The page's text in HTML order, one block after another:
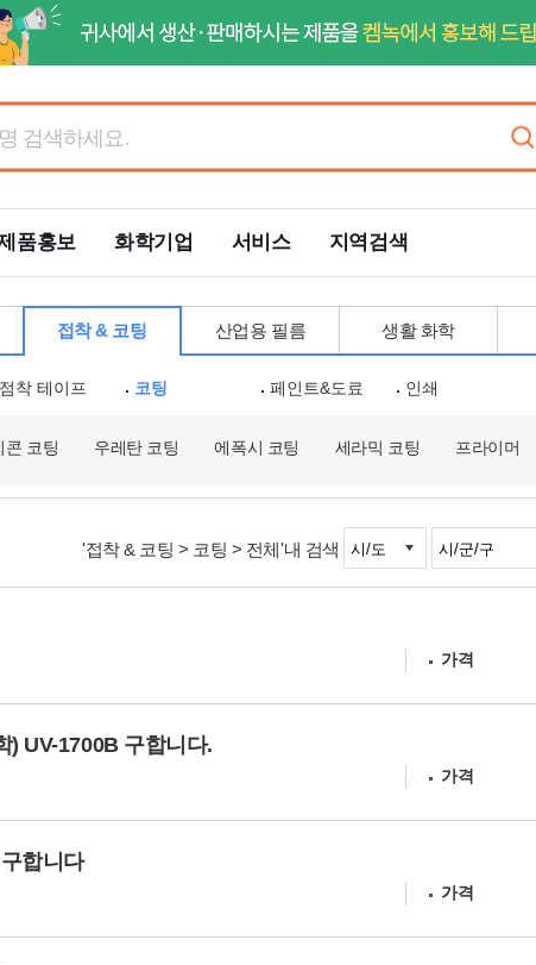
품홍보 화학기업 서비스 지역검색
접착 & 코팅 산업용 필름 생활 화학
점착 테이프 코팅 페인트&도료 인쇄
콘 코팅 우레탄 코팅 에폭시 코팅 세라믹 코팅 프라이머
'접착 & 코팅 > 코팅 > 전체'내 검색
가격
) UV-1700B 구합니다.
가격
합니다
가격